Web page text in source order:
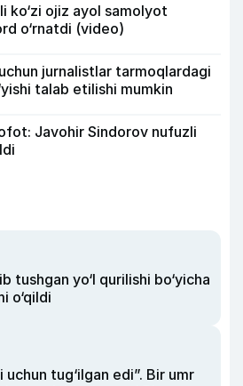
ko‘zi ojiz ayol samolyot
o‘rnatdi (video)
jurnalistlar tarmoqlardagi
talab etilishi mumkin
Javohir Sindorov nufuzli
tushgan yo‘l qurilishi bo‘yicha
o‘qildi
tug‘ilgan edi”. Bir umr